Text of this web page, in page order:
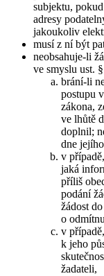
subjektu,
adresy
jakoukoliv
musí z ní být
neobsahuje-li
ve smyslu ust.
brání-li
postupu
zákona,
ve lhůtě
doplnil;
dne
v
jaká
příliš
podání
žádost
o
v
k jeho
žadateli,